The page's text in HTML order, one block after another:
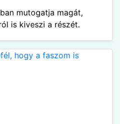
mutogatja magát,
is kiveszi a részét.